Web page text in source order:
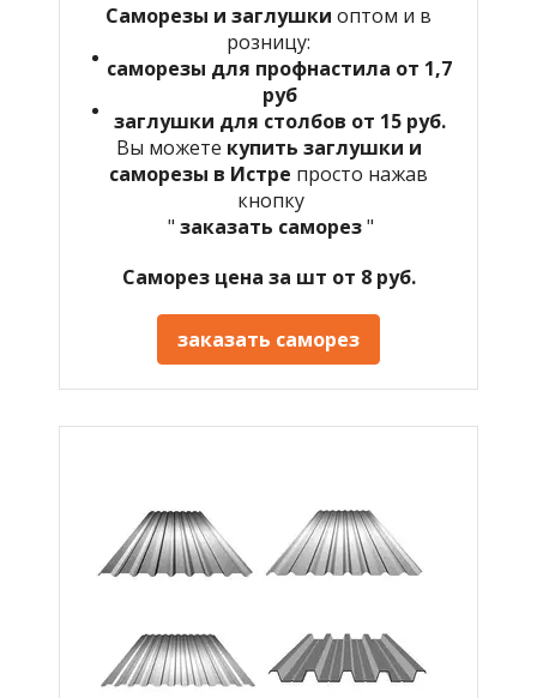
Саморезы и заглушки оптом и в
розницу:
саморезы для профнастила от 1,7
руб
заглушки для столбов от 15 руб.
Вы можете купить заглушки и
саморезы в Истре просто нажав
кнопку
" заказать саморез"
Саморез цена за шт от 8 руб.
заказать саморез